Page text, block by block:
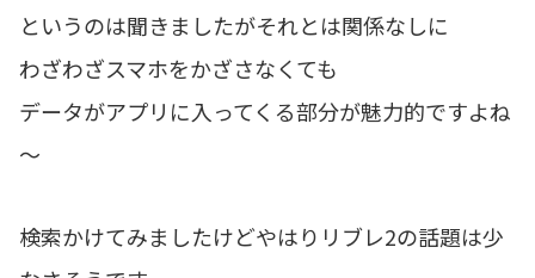
というのは聞きましたがそれとは関係なしに
わざわざスマホをかざさなくても
データがアプリに入ってくる部分が魅力的ですよね
～
検索かけてみましたけどやはりリブレ2の話題は少